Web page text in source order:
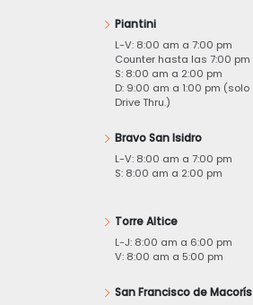
Piantini
L-V: 8:00 am a 7:00 pm
Counter hasta las 7:00 pm
S: 8:00 am a 2:00 pm
D: 9:00 am a 1:00 pm (solo
Drive Thru.)
Bravo San Isidro
L-V: 8:00 am a 7:00 pm
S: 8:00 am a 2:00 pm
Torre Altice
L-J: 8:00 am a 6:00 pm
V: 8:00 am a 5:00 pm
San Francisco de Macorís